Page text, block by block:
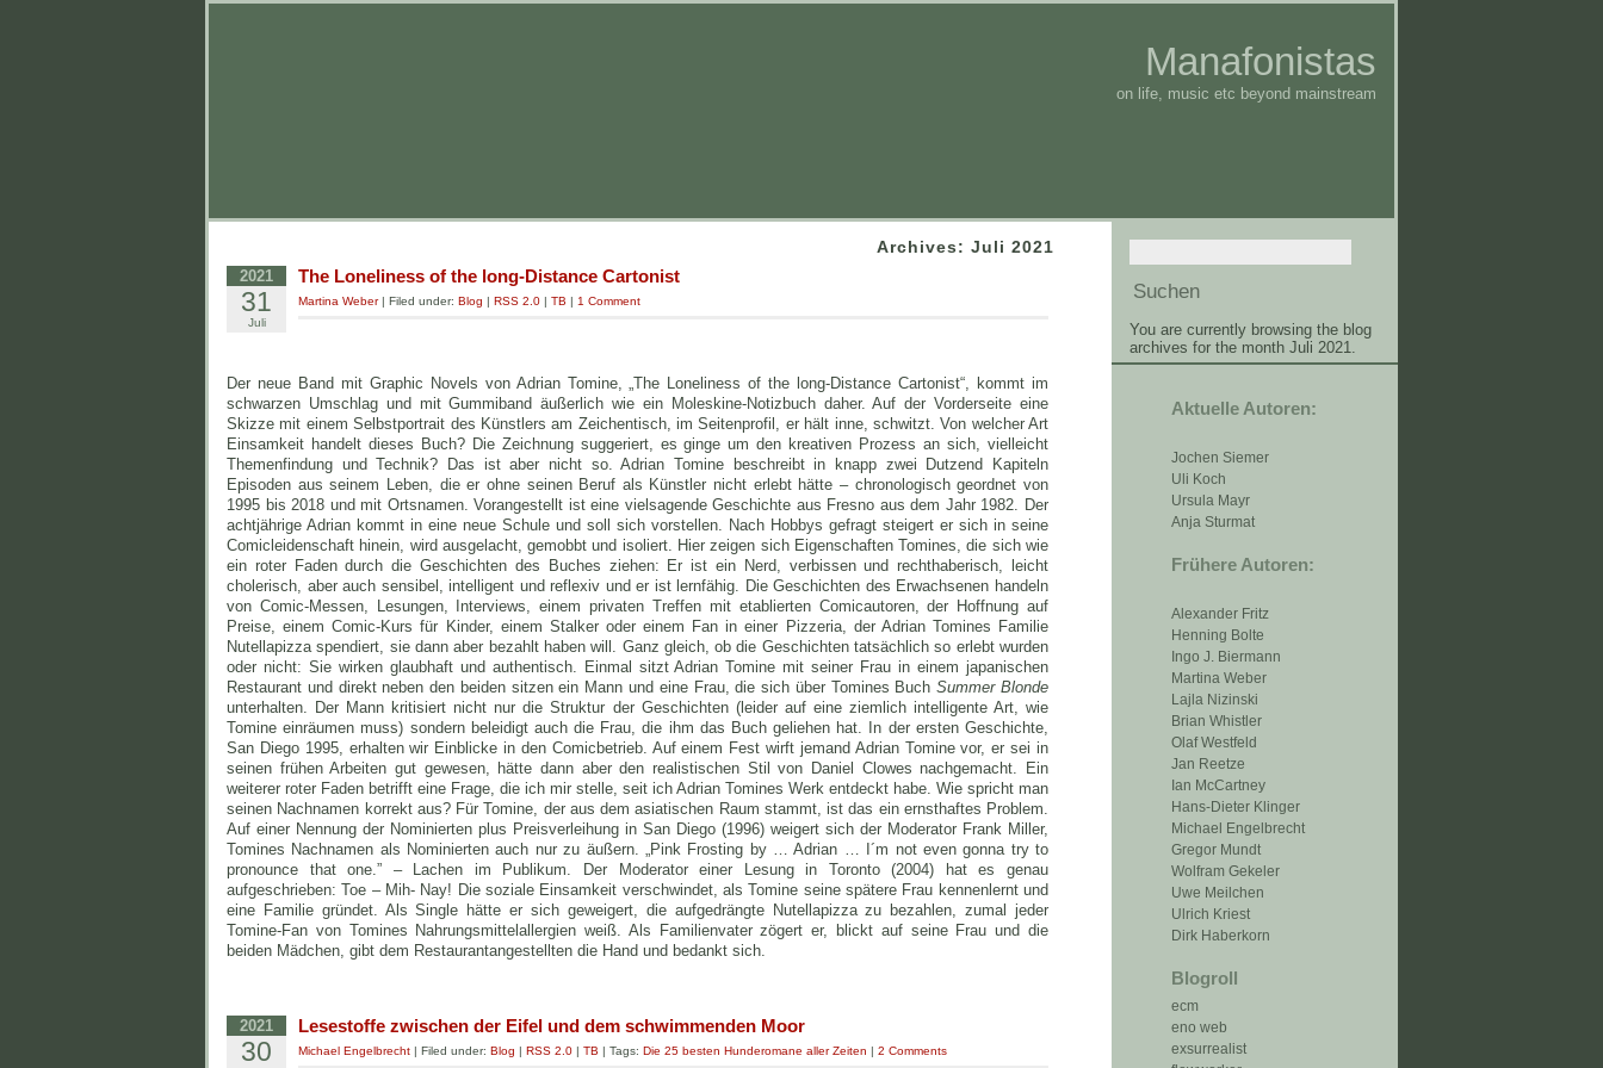
Manafonistas
on life, music etc beyond mainstream
You are currently browsing the blog
archives for the month Juli 2021.
Aktuelle Autoren:
Jochen Siemer
Uli Koch
Ursula Mayr
Anja Sturmat
Frühere Autoren:
Alexander Fritz
Henning Bolte
Ingo J. Biermann
Martina Weber
Lajla Nizinski
Brian Whistler
Olaf Westfeld
Jan Reetze
Ian McCartney
Hans-Dieter Klinger
Michael Engelbrecht
Gregor Mundt
Wolfram Gekeler
Uwe Meilchen
Ulrich Kriest
Dirk Haberkorn
Blogroll
ecm
eno web
exsurrealist
Archives: Juli 2021
2021
31
Juli
The Loneliness of the long-Distance Cartonist
Martina Weber| Filed under: Blog | RSS 2.0 | TB | 1 Comment
Der neue Band mit Graphic Novels von Adrian Tomine, „The Loneliness of the long-Distance Cartonist“, kommt im
schwarzen Umschlag und mit Gummiband äußerlich wie ein Moleskine-Notizbuch daher. Auf der Vorderseite eine
Skizze mit einem Selbstportrait des Künstlers am Zeichentisch, im Seitenprofil, er hält inne, schwitzt. Von welcher Art
Einsamkeit handelt dieses Buch? Die Zeichnung suggeriert, es ginge um den kreativen Prozess an sich, vielleicht
Themenfindung und Technik? Das ist aber nicht so. Adrian Tomine beschreibt in knapp zwei Dutzend Kapiteln
Episoden aus seinem Leben, die er ohne seinen Beruf als Künstler nicht erlebt hätte – chronologisch geordnet von
1995 bis 2018 und mit Ortsnamen. Vorangestellt ist eine vielsagende Geschichte aus Fresno aus dem Jahr 1982. Der
achtjährige Adrian kommt in eine neue Schule und soll sich vorstellen. Nach Hobbys gefragt steigert er sich in seine
Comicleidenschaft hinein, wird ausgelacht, gemobbt und isoliert. Hier zeigen sich Eigenschaften Tomines, die sich wie
ein roter Faden durch die Geschichten des Buches ziehen: Er ist ein Nerd, verbissen und rechthaberisch, leicht
cholerisch, aber auch sensibel, intelligent und reflexiv und er ist lernfähig. Die Geschichten des Erwachsenen handeln
von Comic-Messen, Lesungen, Interviews, einem privaten Treffen mit etablierten Comicautoren, der Hoffnung auf
Preise, einem Comic-Kurs für Kinder, einem Stalker oder einem Fan in einer Pizzeria, der Adrian Tomines Familie
Nutellapizza spendiert, sie dann aber bezahlt haben will. Ganz gleich, ob die Geschichten tatsächlich so erlebt wurden
oder nicht: Sie wirken glaubhaft und authentisch. Einmal sitzt Adrian Tomine mit seiner Frau in einem japanischen
Restaurant und direkt neben den beiden sitzen ein Mann und eine Frau, die sich über Tomines BuchSummer Blonde
unterhalten. Der Mann kritisiert nicht nur die Struktur der Geschichten (leider auf eine ziemlich intelligente Art, wie
Tomine einräumen muss) sondern beleidigt auch die Frau, die ihm das Buch geliehen hat. In der ersten Geschichte,
San Diego 1995, erhalten wir Einblicke in den Comicbetrieb. Auf einem Fest wirft jemand Adrian Tomine vor, er sei in
seinen frühen Arbeiten gut gewesen, hätte dann aber den realistischen Stil von Daniel Clowes nachgemacht. Ein
weiterer roter Faden betrifft eine Frage, die ich mir stelle, seit ich Adrian Tomines Werk entdeckt habe. Wie spricht man
seinen Nachnamen korrekt aus? Für Tomine, der aus dem asiatischen Raum stammt, ist das ein ernsthaftes Problem.
Auf einer Nennung der Nominierten plus Preisverleihung in San Diego (1996) weigert sich der Moderator Frank Miller,
Tomines Nachnamen als Nominierten auch nur zu äußern. „Pink Frosting by … Adrian … I´m not even gonna try to
pronounce that one.” – Lachen im Publikum. Der Moderator einer Lesung in Toronto (2004) hat es genau
aufgeschrieben: Toe – Mih- Nay! Die soziale Einsamkeit verschwindet, als Tomine seine spätere Frau kennenlernt und
eine Familie gründet. Als Single hätte er sich geweigert, die aufgedrängte Nutellapizza zu bezahlen, zumal jeder
Tomine-Fan von Tomines Nahrungsmittelallergien weiß. Als Familienvater zögert er, blickt auf seine Frau und die
beiden Mädchen, gibt dem Restaurantangestellten die Hand und bedankt sich.
2021
30
Lesestoffe zwischen der Eifel und dem schwimmenden Moor
Michael Engelbrecht | Filed under: Blog RSS 2.0 TB | Tags: Die 25 besten Hunderomane aller Zeiten 2 Comments